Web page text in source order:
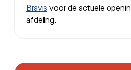
Bravis voor de actuele
afdeling.